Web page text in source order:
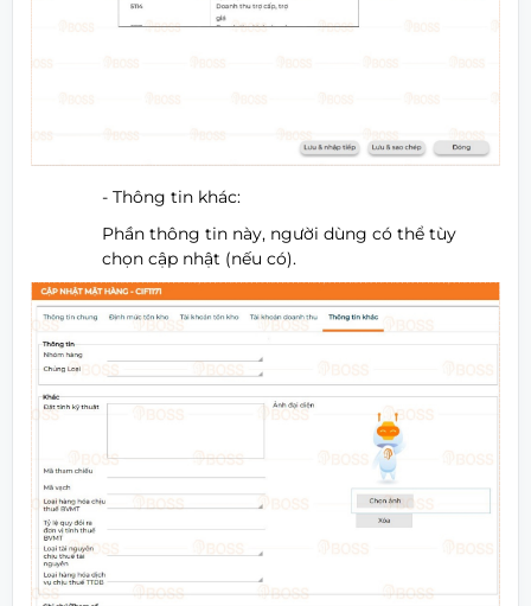
- Thông tin khác:
Phần thông tin này, người dùng có thể tùy
chọn cập nhật (nếu có).